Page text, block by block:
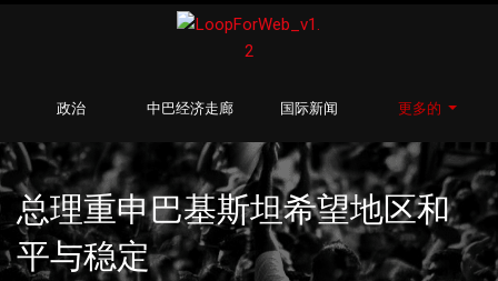
政治 中巴经济走廊 国际新闻 更多的
总理重申巴基斯坦希望地区和
平与稳定